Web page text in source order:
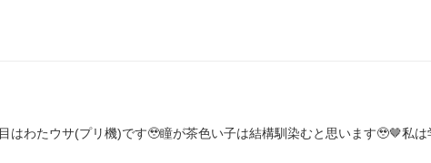
はわたウサ(プリ機)です🥹瞳が茶色い子は結構馴染むと思います🥹🤎私